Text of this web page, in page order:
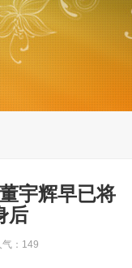
宇辉早已将
后
气：149